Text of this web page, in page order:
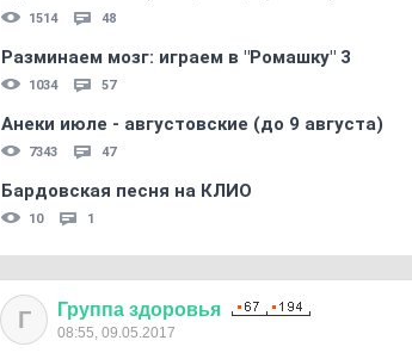
1514 48
Разминаем мозг: играем в "Ромашку" 3
1034 57
Анеки июле - августовские (до 9 августа)
7343 47
Бардовская песня на КЛИО
10 1
Г Группа здоровья
08:55, 09.05.2017